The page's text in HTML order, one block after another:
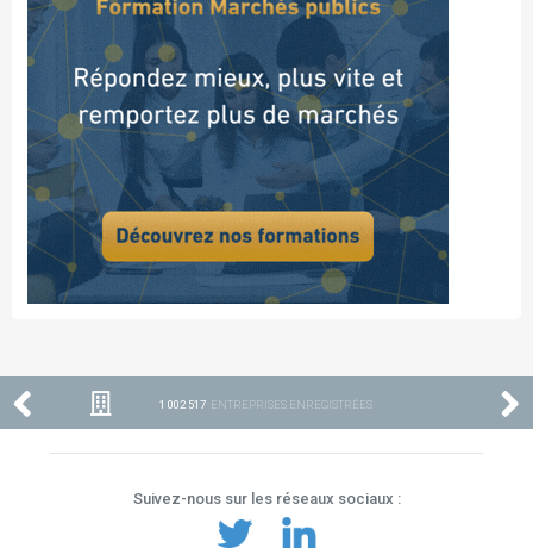
1 002 517 ENTREPRISES ENREGISTRÉES
Suivez-nous sur les réseaux sociaux :